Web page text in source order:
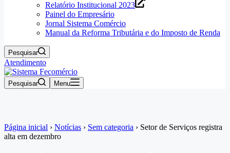
Relatório Institucional 2023
Painel do Empresário
Jornal Sistema Comércio
Manual da Reforma Tributária e do Imposto de Renda
Pesquisar
Atendimento
Pesquisar Menu
Página inicial › Notícias › Sem categoria › Setor de Serviços registra
alta em dezembro